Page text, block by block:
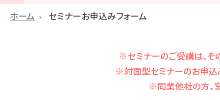
ホーム セミナーお申込みフォーム
※セミナーのご受講は、そ
※対面型セミナーのお申込
※同業他社の方、